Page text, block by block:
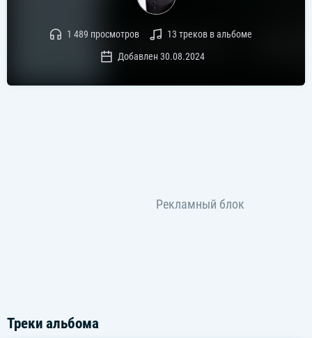
1 489 просмотров
13 треков в альбоме
Добавлен 30.08.2024
Треки альбома